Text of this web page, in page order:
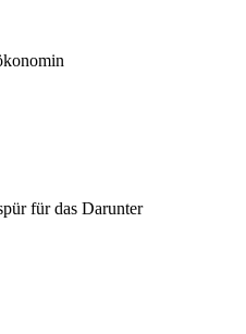
für das Darunter